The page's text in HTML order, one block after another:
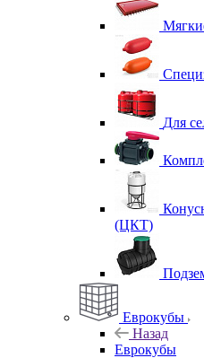
Для
(ЦКТ)
Еврокубы
Назад
Еврокубы